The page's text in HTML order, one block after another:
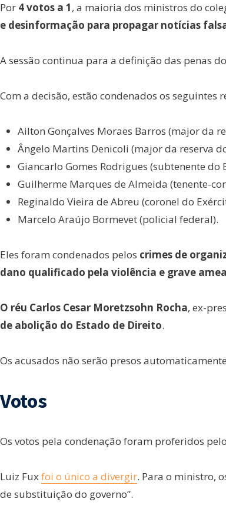
Por 4 votos a 1, a maioria dos ministros do
e desinformação para propagar notícias
A sessão continua para a definição das penas
Com a decisão, estão condenados os seguintes
Ailton Gonçalves Moraes Barros (major da
Ângelo Martins Denicoli (major da reserva
Giancarlo Gomes Rodrigues (subtenente do
Guilherme Marques de Almeida (tenente-
Reginaldo Vieira de Abreu (coronel do
Marcelo Araújo Bormevet (policial federal).
Eles foram condenados pelos crimes de
dano qualificado pela violência e grave
O réu Carlos Cesar Moretzsohn Rocha, ex-
de abolição do Estado de Direito.
Os acusados não serão presos
Votos
Os votos pela condenação foram proferidos
Luiz Fuxfoi o único a divergir. Para o ministro,
de substituição do governo”.